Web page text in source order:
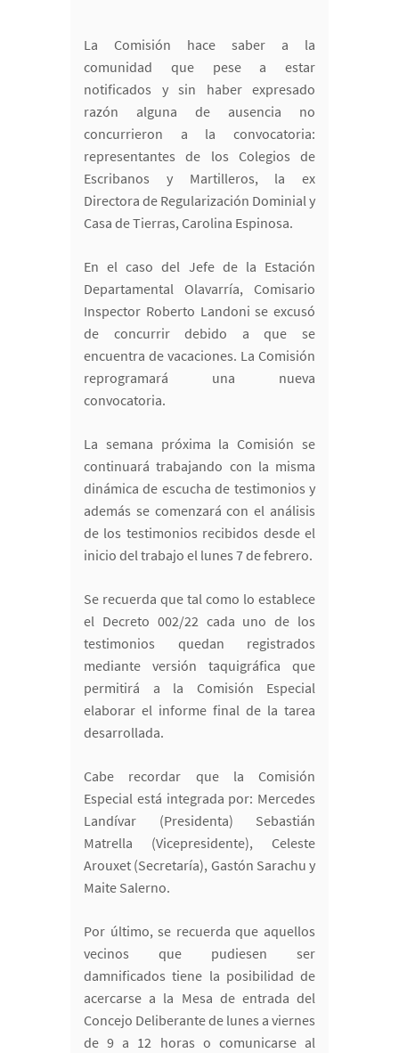
La Comisión hace saber a la
comunidad que pese a estar
notificados y sin haber expresado
razón alguna de ausencia no
concurrieron a la convocatoria:
representantes de los Colegios de
Escribanos y Martilleros, la ex
Directora de Regularización Dominial y
Casa de Tierras, Carolina Espinosa.
En el caso del Jefe de la Estación
Departamental Olavarría, Comisario
Inspector Roberto Landoni se excusó
de concurrir debido a que se
encuentra de vacaciones. La Comisión
reprogramará una nueva
convocatoria.
La semana próxima la Comisión se
continuará trabajando con la misma
dinámica de escucha de testimonios y
además se comenzará con el análisis
de los testimonios recibidos desde el
inicio del trabajo el lunes 7 de febrero.
Se recuerda que tal como lo establece
el Decreto 002/22 cada uno de los
testimonios quedan registrados
mediante versión taquigráfica que
permitirá a la Comisión Especial
elaborar el informe final de la tarea
desarrollada.
Cabe recordar que la Comisión
Especial está integrada por: Mercedes
Landívar (Presidenta) Sebastián
Matrella (Vicepresidente), Celeste
Arouxet (Secretaría), Gastón Sarachu y
Maite Salerno.
Por último, se recuerda que aquellos
vecinos que pudiesen ser
damnificados tiene la posibilidad de
acercarse a la Mesa de entrada del
Concejo Deliberante de lunes a viernes
de 9 a 12 horas o comunicarse al